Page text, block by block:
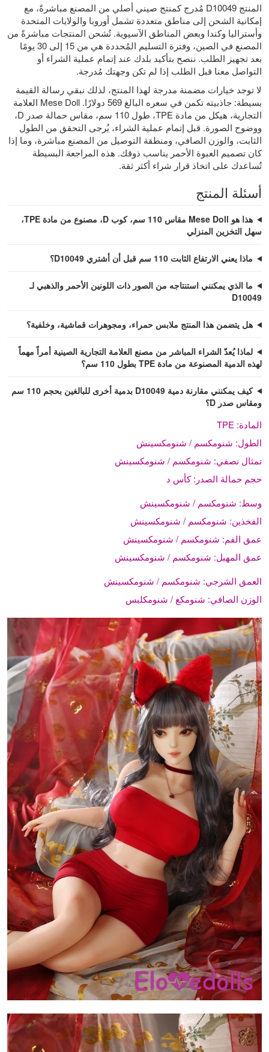
المنتج D10049 مُدرج كمنتج صيني أصلي من المصنع مباشرةً، مع
إمكانية الشحن إلى مناطق متعددة تشمل أوروبا والولايات المتحدة
وأستراليا وكندا وبعض المناطق الآسيوية. تُشحن المنتجات مباشرةً من
المصنع في الصين، وفترة التسليم المُحددة هي من 15 إلى 30 يومًا
بعد تجهيز الطلب. ننصح بتأكيد بلدك عند إتمام عملية الشراء أو
التواصل معنا قبل الطلب إذا لم تكن وجهتك مُدرجة.
لا توجد خيارات مضمنة مدرجة لهذا المنتج، لذلك نبقي رسالة القيمة
بسيطة: جاذبيته تكمن في سعره البالغ 569 دولارًا. Mese Doll العلامة
التجارية، هيكل من مادة TPE، طول 110 سم، مقاس حمالة صدر D،
ووضوح الصورة. قبل إتمام عملية الشراء، يُرجى التحقق من الطول
الثابت، والوزن الصافي، ومنطقة التوصيل من المصنع مباشرة، وما إذا
كان تصميم العبوة الأحمر يناسب ذوقك. هذه المراجعة البسيطة
تُساعدك على اتخاذ قرار شراء أكثر ثقة.
أسئلة المنتج
هذا هو Mese Doll مقاس 110 سم، كوب D، مصنوع من مادة TPE،
سهل التخزين المنزلي
ماذا يعني الارتفاع الثابت 110 سم ​​قبل أن أشتري D10049؟
ما الذي يمكنني استنتاجه من الصور ذات اللونين الأحمر والذهبي لـ
D10049
هل يتضمن هذا المنتج ملابس حمراء، ومجوهرات قماشية، وخلفية؟
لماذا يُعدّ الشراء المباشر من مصنع العلامة التجارية الصينية أمراً مهماً
لهذه الدمية المصنوعة من مادة TPE بطول 110 سم؟
كيف يمكنني مقارنة دمية D10049 بدمية أخرى للبالغين بحجم 110 سم ​​
ومقاس صدر D؟
المادة: TPE
الطول: شنومكسم / شنومكسينش
تمثال نصفي: شنومكسم / شنومكسينش
حجم حمالة الصدر:كأس د
وسط: شنومكسم / شنومكسينش
الفخذين: شنومكسم / شنومكسينش
عمق الفم: شنومكسم / شنومكسينش
عمق المهبل: شنومكسم / شنومكسينش
العمق الشرجي: شنومكسم / شنومكسينش
الوزن الصافي: شنومكغ / شنومكلبس